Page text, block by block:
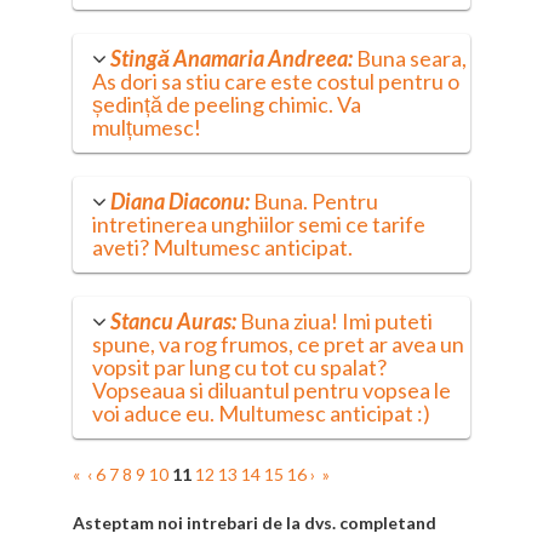
Stingă Anamaria Andreea: Buna seara,
As dori sa stiu care este costul pentru o
ședință de peeling chimic. Va
mulțumesc!
Diana Diaconu: Buna. Pentru
intretinerea unghiilor semi ce tarife
aveti? Multumesc anticipat.
Stancu Auras: Buna ziua! Imi puteti
spune, va rog frumos, ce pret ar avea un
vopsit par lung cu tot cu spalat?
Vopseaua si diluantul pentru vopsea le
voi aduce eu. Multumesc anticipat :)
« ‹6 78 9 10 11 12 13 14 15 16› »
Asteptam noi intrebari de la dvs. completand